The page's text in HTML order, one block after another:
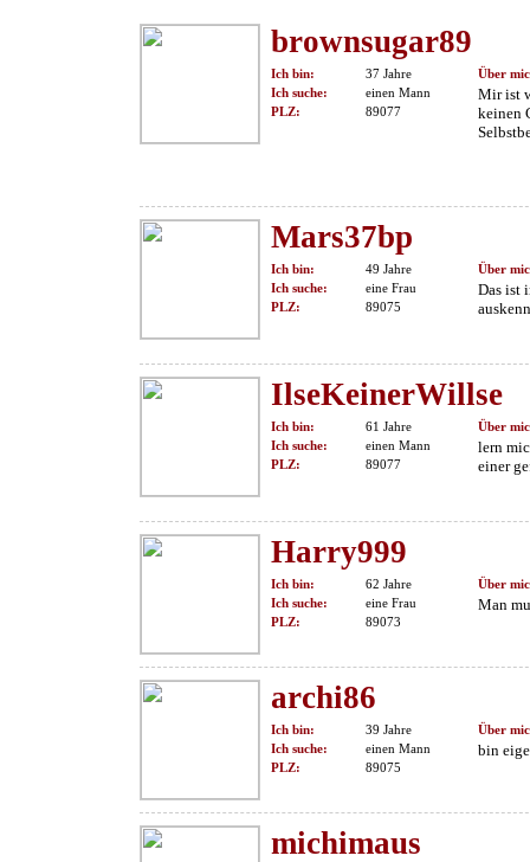
brownsugar89
Ich bin:
37 Jahre
Ich suche:
einen Mann
PLZ:
89077
Über
Mir ist
keinen
Mars37bp
Ich bin:
49 Jahre
Ich suche:
eine Frau
PLZ:
89075
Über
Das ist
IlseKeinerWillse
Ich bin:
61 Jahre
Ich suche:
einen Mann
PLZ:
89077
Über
lern
einer
Harry999
Ich bin:
62 Jahre
Ich suche:
eine Frau
PLZ:
89073
Über
Man
archi86
Ich bin:
39 Jahre
Ich suche:
einen Mann
PLZ:
89075
Über
bin
michimaus